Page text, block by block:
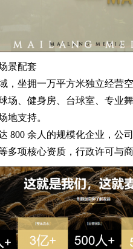
景配套
，坐拥一万平方米独立经营
场、健身房、台球室、专业
地支持。
800 余人的规模化企业，公
多项核心资质，行政许可与